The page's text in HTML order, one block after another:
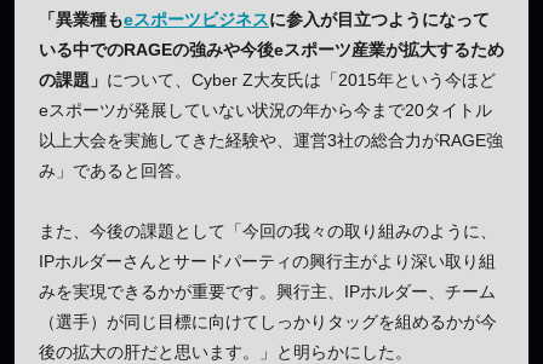
「異業種もeスポーツビジネスに参入が目立つようになって
いる中でのRAGEの強みや今後eスポーツ産業が拡大するため
の課題」 について、Cyber Z大友氏は「2015年という今ほど
eスポーツが発展していない状況の年から今まで20タイトル
以上大会を実施してきた経験や、運営3社の総合力がRAGE強
み」であると回答。
また、今後の課題として「今回の我々の取り組みのように、
IPホルダーさんとサードパーティの興行主がより深い取り組
みを実現できるかが重要です。興行主、IPホルダー、チーム
（選手）が同じ目標に向けてしっかりタッグを組めるかが今
後の拡大の肝だと思います。」と明らかにした。